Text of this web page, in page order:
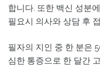
합니다. 또한 백신 성분
필요시 의사와 상담 후
필자의 지인 중 한 분은
심한 통증으로 한 달간